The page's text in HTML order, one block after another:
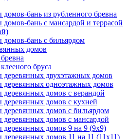
бань из рубленного бревна
бань с мансардой и террасой
домов-бань с бильярдом
домов
бруса
деревянных двухэтажных домов
деревянных одноэтажных домов
деревянных домов с верандой
деревянных домов с кухней
деревянных домов с бильярдом
деревянных домов с мансардой
деревянных домов 9 на 9 (9x9)
деревянных домов 11 на 11 (11x11)